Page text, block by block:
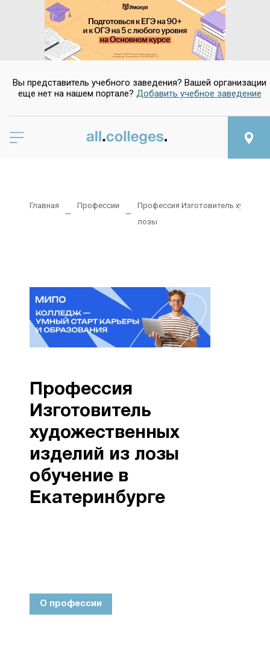
Вы представитель учебного заведения? Вашей организации
еще нет на нашем портале? Добавить учебное заведение
Главная Профессии
Профессия Изготовитель
лозы
Профессия
Изготовитель
художественных
изделий из лозы
обучение в
Екатеринбурге
О профессии